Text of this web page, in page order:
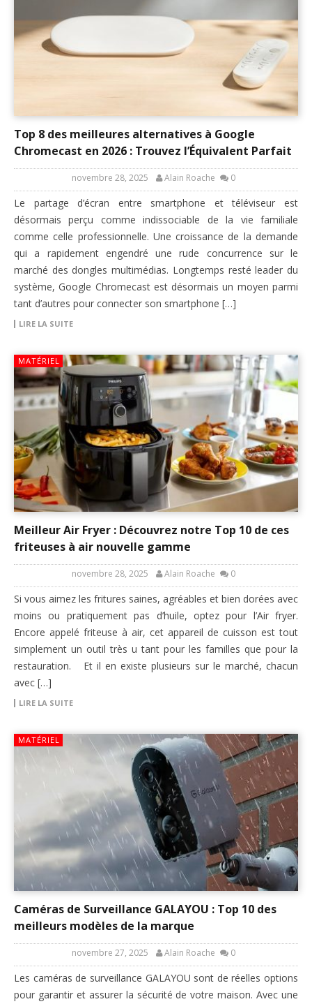
Top 8 des meilleures alternatives à Google
Chromecast en 2026 : Trouvez l’Équivalent Parfait
novembre 28, 2025 Alain Roache 0
Le partage d’écran entre smartphone et téléviseur est
désormais perçu comme indissociable de la vie familiale
comme celle professionnelle. Une croissance de la demande
qui a rapidement engendré une rude concurrence sur le
marché des dongles multimédias. Longtemps resté leader du
système, Google Chromecast est désormais un moyen parmi
tant d’autres pour connecter son smartphone […]
LIRE LA SUITE
MATÉRIEL
Meilleur Air Fryer : Découvrez notre Top 10 de ces
friteuses à air nouvelle gamme
novembre 28, 2025 Alain Roache 0
Si vous aimez les fritures saines, agréables et bien dorées avec
moins ou pratiquement pas d’huile, optez pour l’Air fryer.
Encore appelé friteuse à air, cet appareil de cuisson est tout
simplement un outil très u tant pour les familles que pour la
restauration. Et il en existe plusieurs sur le marché, chacun
avec […]
LIRE LA SUITE
MATÉRIEL
Caméras de Surveillance GALAYOU : Top 10 des
meilleurs modèles de la marque
novembre 27, 2025 Alain Roache 0
Les caméras de surveillance GALAYOU sont de réelles options
pour garantir et assurer la sécurité de votre maison. Avec une